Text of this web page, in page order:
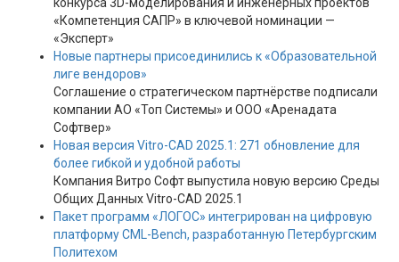
«Компетенция САПР» в ключевой номинации —
«Эксперт»
Новые партнеры присоединились к «Образовательной
лиге вендоров»
Соглашение о стратегическом партнёрстве подписали
компании АО «Топ Системы» и ООО «Аренадата
Софтвер»
Новая версия Vitro-CAD 2025.1: 271 обновление для
более гибкой и удобной работы
Компания Витро Софт выпустила новую версию Среды
Общих Данных Vitro-CAD 2025.1
Пакет программ «ЛОГОС» интегрирован на цифровую
платформу CML-Bench, разработанную Петербургским
Политехом